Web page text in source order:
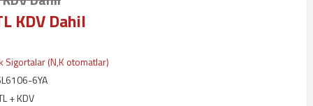
KDV Dahil
Sigortalar (N,K otomatlar)
6YA
+ KDV